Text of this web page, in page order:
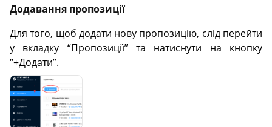
Додавання пропозиції
Для того, щоб додати нову пропозицію, слід перейти
у вкладку “Пропозиції” та натиснути на кнопку
“+Додати”.